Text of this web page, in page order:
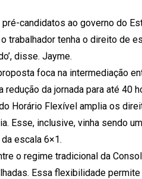
candidatos ao governo do
trabalhador tenha o direito de
disse. Jayme.
foca na intermediação
redução da jornada para até 40
Horário Flexível amplia os
Esse, inclusive, vinha sendo
escala 6×1.
o regime tradicional da
Essa flexibilidade